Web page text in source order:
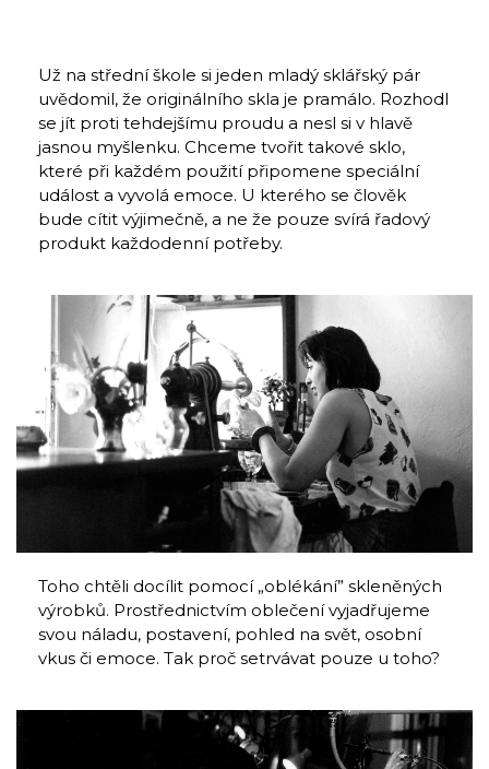
Už na střední škole si jeden mladý sklářský pár
uvědomil, že originálního skla je pramálo. Rozhodl
se jít proti tehdejšímu proudu a nesl si v hlavě
jasnou myšlenku. Chceme tvořit takové sklo,
které při každém použití připomene speciální
událost a vyvolá emoce. U kterého se člověk
bude cítit výjimečně, a ne že pouze svírá řadový
produkt každodenní potřeby.
Toho chtěli docílit pomocí „oblékání” skleněných
výrobků. Prostřednictvím oblečení vyjadřujeme
svou náladu, postavení, pohled na svět, osobní
vkus či emoce. Tak proč setrvávat pouze u toho?